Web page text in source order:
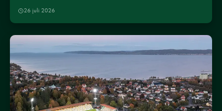
26 juli 2026